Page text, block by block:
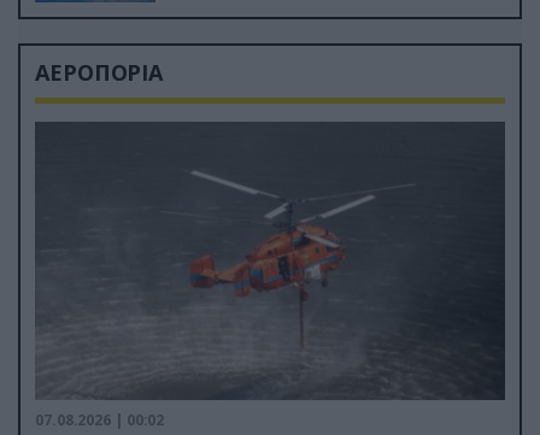
ΑΕΡΟΠΟΡΙΑ
07.08.2026 | 00:02